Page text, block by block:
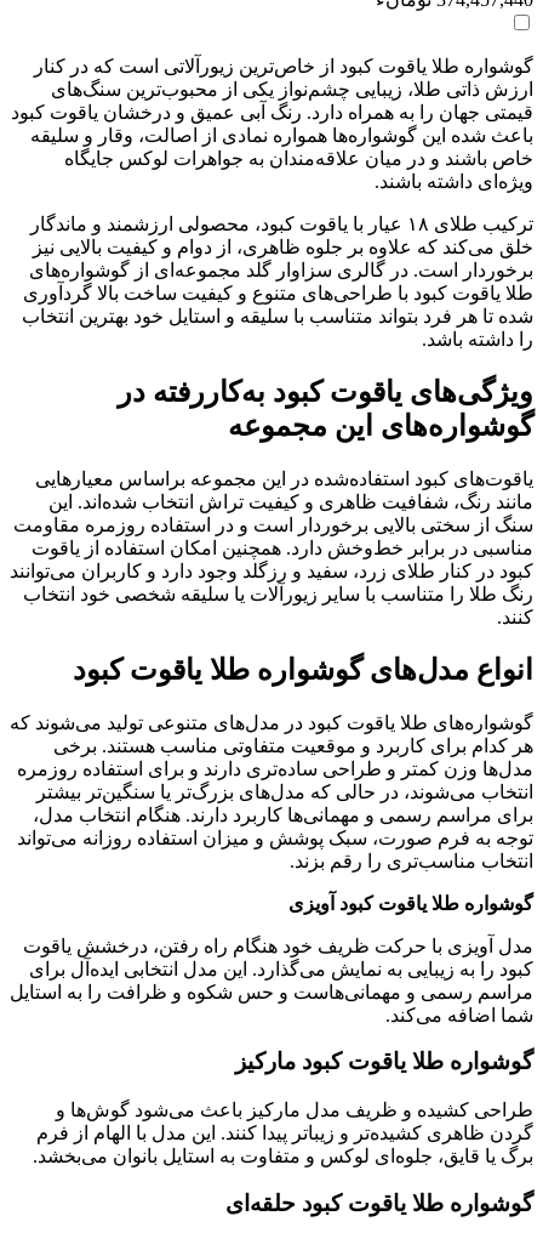
گوشواره طلا یاقوت کبود از خاص‌ترین زیورآلاتی است که در کنار
ارزش ذاتی طلا، زیبایی چشم‌نواز یکی از محبوب‌ترین سنگ‌های
قیمتی جهان را به همراه دارد. رنگ آبی عمیق و درخشان یاقوت کبود
باعث شده این گوشواره‌ها همواره نمادی از اصالت، وقار و سلیقه
خاص باشند و در میان علاقه‌مندان به جواهرات لوکس جایگاه
ویژه‌ای داشته باشند.
ترکیب طلای ۱۸ عیار با یاقوت کبود، محصولی ارزشمند و ماندگار
خلق می‌کند که علاوه بر جلوه ظاهری، از دوام و کیفیت بالایی نیز
برخوردار است. در گالری سزاوار گلد مجموعه‌ای از گوشواره‌های
طلا یاقوت کبود با طراحی‌های متنوع و کیفیت ساخت بالا گردآوری
شده تا هر فرد بتواند متناسب با سلیقه و استایل خود بهترین انتخاب
را داشته باشد.
ویژگی‌های یاقوت کبود به‌کاررفته در
گوشواره‌های این مجموعه
یاقوت‌های کبود استفاده‌شده در این مجموعه براساس معیارهایی
مانند رنگ، شفافیت ظاهری و کیفیت تراش انتخاب شده‌اند. این
سنگ از سختی بالایی برخوردار است و در استفاده روزمره مقاومت
مناسبی در برابر خط‌وخش دارد. همچنین امکان استفاده از یاقوت
کبود در کنار طلای زرد، سفید و رزگلد وجود دارد و کاربران می‌توانند
رنگ طلا را متناسب با سایر زیورآلات یا سلیقه شخصی خود انتخاب
کنند.
انواع مدل‌های گوشواره طلا یاقوت کبود
گوشواره‌های طلا یاقوت کبود در مدل‌های متنوعی تولید می‌شوند که
هر کدام برای کاربرد و موقعیت متفاوتی مناسب هستند. برخی
مدل‌ها وزن کمتر و طراحی ساده‌تری دارند و برای استفاده روزمره
انتخاب می‌شوند، در حالی که مدل‌های بزرگ‌تر یا سنگین‌تر بیشتر
برای مراسم رسمی و مهمانی‌ها کاربرد دارند. هنگام انتخاب مدل،
توجه به فرم صورت، سبک پوشش و میزان استفاده روزانه می‌تواند
انتخاب مناسب‌تری را رقم بزند.
گوشواره طلا یاقوت کبود آویزی
مدل آویزی با حرکت ظریف خود هنگام راه رفتن، درخشش یاقوت
کبود را به زیبایی به نمایش می‌گذارد. این مدل انتخابی ایده‌آل برای
مراسم رسمی و مهمانی‌هاست و حس شکوه و ظرافت را به استایل
شما اضافه می‌کند.
گوشواره طلا یاقوت کبود مارکیز
طراحی کشیده و ظریف مدل مارکیز باعث می‌شود گوش‌ها و
گردن ظاهری کشیده‌تر و زیباتر پیدا کنند. این مدل با الهام از فرم
برگ یا قایق، جلوه‌ای لوکس و متفاوت به استایل بانوان می‌بخشد.
گوشواره طلا یاقوت کبود حلقه‌ای